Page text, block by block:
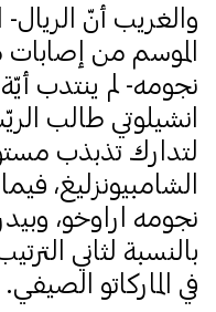
والغريب أنّ
الموسم من إصابات
نجومه- لم ينتدب
انشيلوتي طالب
لتدارك تذبذب
الشامبيونزليغ،
نجومه اراوخو،
بالنسبة لثاني
في الماركاتو الصيفي.